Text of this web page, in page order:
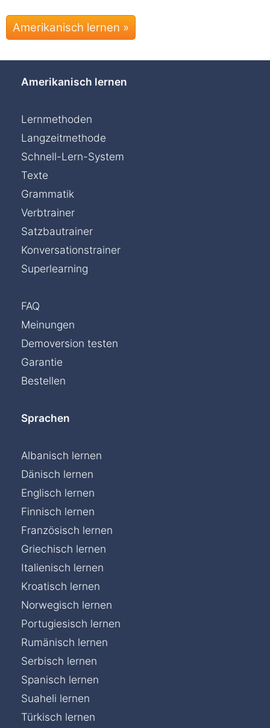
Amerikanisch lernen »
Amerikanisch lernen
Lernmethoden
Langzeitmethode
Schnell-Lern-System
Texte
Grammatik
Verbtrainer
Satzbautrainer
Konversationstrainer
Superlearning
FAQ
Meinungen
Demoversion testen
Garantie
Bestellen
Sprachen
Albanisch lernen
Dänisch lernen
Englisch lernen
Finnisch lernen
Französisch lernen
Griechisch lernen
Italienisch lernen
Kroatisch lernen
Norwegisch lernen
Portugiesisch lernen
Rumänisch lernen
Serbisch lernen
Spanisch lernen
Suaheli lernen
Türkisch lernen